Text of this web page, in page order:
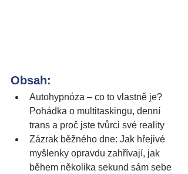
Obsah:
Autohypnóza – co to vlastně je?
Pohádka o multitaskingu, denní
trans a proč jste tvůrci své reality
Zázrak běžného dne: Jak hřejivé
myšlenky opravdu zahřívají, jak
během několika sekund sám sebe